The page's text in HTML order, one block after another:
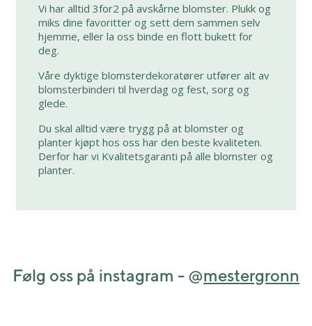
Vi har alltid 3for2 på avskårne blomster. Plukk og
miks dine favoritter og sett dem sammen selv
hjemme, eller la oss binde en flott bukett for
deg.
Våre dyktige blomsterdekoratører utfører alt av
blomsterbinderi til hverdag og fest, sorg og
glede.
Du skal alltid være trygg på at blomster og
planter kjøpt hos oss har den beste kvaliteten.
Derfor har vi Kvalitetsgaranti på alle blomster og
planter.
Følg oss på instagram - @mestergronn